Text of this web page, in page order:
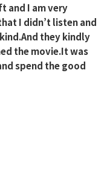
and I am very
I didn’t listen and
they kindly
the movie.It was
spend the good